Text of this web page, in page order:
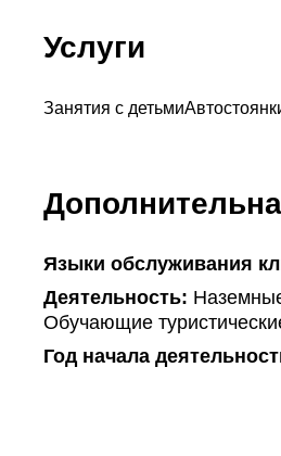
Услуги
Занятия с детьми
Языки обслуживания
Деятельность:
Обучающие
Год начала